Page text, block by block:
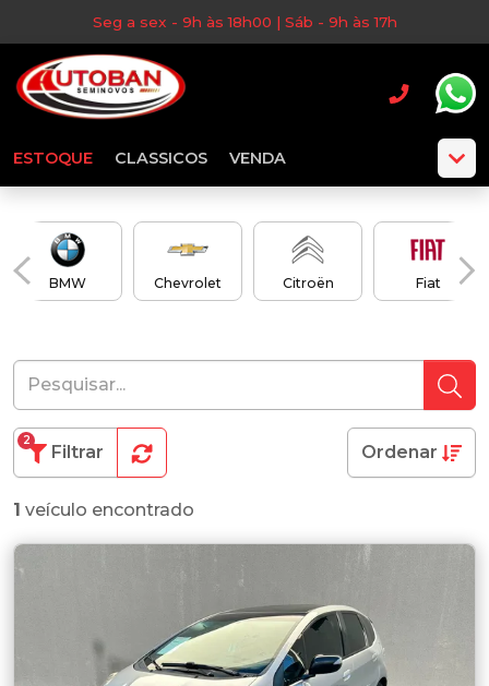
Seg a sex - 9h às 18h00 | Sáb - 9h às 17h
ESTOQUE CLASSICOS VENDA
BMW Chevrolet Citroën Fiat
Filtrar
2
Ordenar
1 veículo encontrado